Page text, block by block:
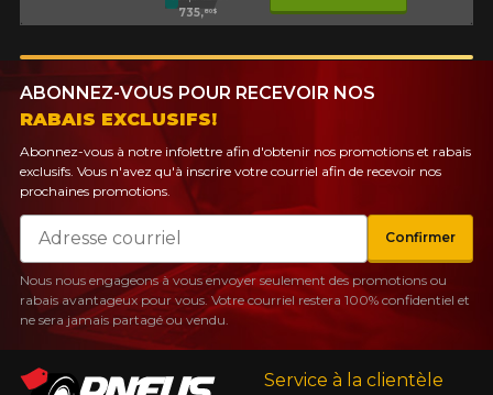
735,80$
Service à la clientèle
ABONNEZ-VOUS POUR RECEVOIR NOS
RABAIS EXCLUSIFS!
Abonnez-vous à notre infolettre afin d'obtenir nos promotions et rabais
exclusifs. Vous n'avez qu'à inscrire votre courriel afin de recevoir nos
prochaines promotions.
Courriel
Confirmer
Nous nous engageons à vous envoyer seulement des promotions ou
rabais avantageux pour vous. Votre courriel restera 100% confidentiel et
ne sera jamais partagé ou vendu.